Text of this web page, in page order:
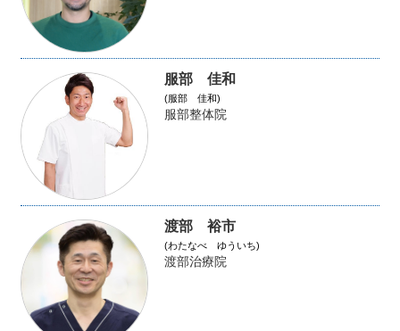
服部 佳和
(服部 佳和)
服部整体院
渡部 裕市
(わたなべ ゆういち)
渡部治療院